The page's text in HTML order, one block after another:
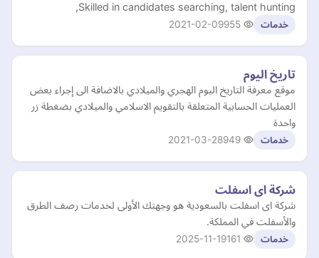
Skilled in candidates searching, talent hunting,
خدمات 2021-02-09
تاريخ اليوم
موقع معرفة التاريخ اليوم الهجري والميلادي بالاضافة الى إجراء بعض
العمليات الحسابية المتعلقة بالتقويم الاسلامي والميلادي بضغطة زر
واحدة
خدمات 2021-03-28
شركة اى اسفلت
شركة اى اسفلت بالسعودية هو وجهتك الأولى لخدمات رصف الطرق
والأسفلت في المملكة.
خدمات 2025-11-19